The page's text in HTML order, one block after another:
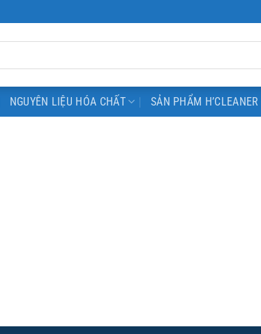
NGUYÊN LIỆU HÓA CHẤT SẢN PHẨM H’CLEANER